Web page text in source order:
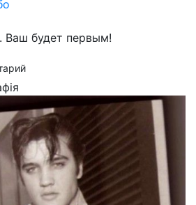
Ваш будет первым!